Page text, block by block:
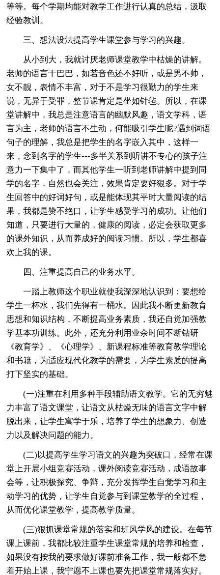
等等。每个学期均能对教学工作进行认真的总结，汲取
经验教训。
三、想法设法提高学生课堂参与学习的兴趣。
从小到大，我就讨厌老师课堂教学中枯燥的讲解。
老师的语言干巴巴，如若音色还不好听，或是男不帅，
女不靓，表情不丰富，对于不是学习很勤力的学生来
说，无异于受罪，整节课肯定是坐如针毡。所以，在课
堂讲解中，我总是注意语言的幽默风趣，语文学科，语
言为主，老师的语言不生动，何能吸引学生呢?遇到词语
句子的理解，我总是把学生的名字嵌入其中，这样一
来，念到名字的学生---多半关系到听讲不专心的孩子注
意力一下集中了，而其他学生一听到老师讲解中提到同
学的名字，自然也会关注，效果肯定要好狠多。对于学
生回答中的好词好句，或是能体现其平时大量阅读的结
果，我都是赞不绝口，让学生感受学习的成功。让他们
知道，只要进行大量的，健康的阅读，必定会获取更多
的课外知识，从而养成好的阅读习惯。所以，学生都喜
欢上我的课。
四、注重提高自己的业务水平。
一踏上教师这个职业就使我深深地认识到：要想给
学生一杯水，我们先得有一桶水。因此我不断更新教育
思想和知识结构，不断提高业务素质，我还自觉加强教
学基本功训练。此外，还充分利用业余时间不断钻研
《教育学》、《心理学》、新课程标准等教育教学理论
和书籍，为适应现代化教学的需要，为学生素质的提高
打下坚实的基础。
(一)注重在利用多种手段辅助语文教学。它的无穷魅
力丰富了语文课堂，让语文从枯燥无味的语言文字中解
脱出来，让学生寓学于乐，培养了学生的想象力、创造
力以及解决问题的能力。
(二)以提高学生学习语文的兴趣为突破口，经常在课
堂上开展小组竞赛活动，课外阅读竞赛活动，成语故事
会等，让积极探究、争辩，充分发挥学生自觉学习和主
动学习的优势，让学生自觉参与到课堂教学的全过程，
从而优化课堂教学，提高教学质量。
(三)狠抓课堂常规的落实和班风学风的建设。在每节
课上课前，我都比较注重学生课堂常规的培养和检查，
如果没有按我的要求做好课前准备工作，我一般都不急
着开始上课，我宁愿不上课也要先把课堂常规落实好。